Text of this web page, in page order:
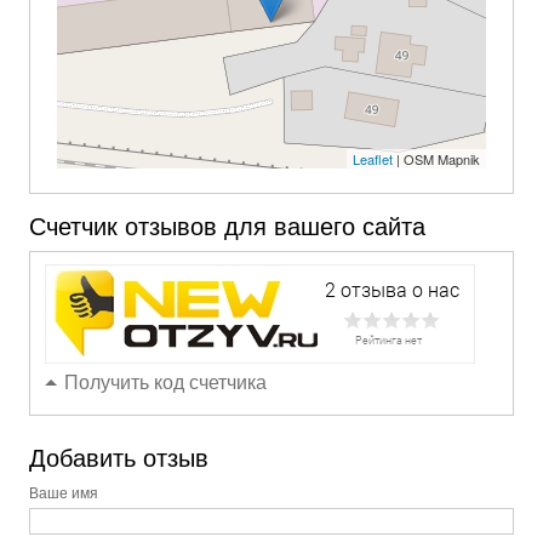
Leaflet| OSM Mapnik
Счетчик отзывов для вашего сайта
Получить код счетчика
Добавить отзыв
Ваше имя